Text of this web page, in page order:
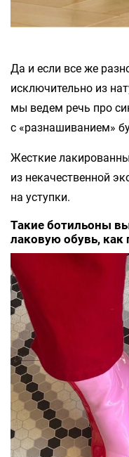
Да и если все же
исключительно из
мы ведем речь про
с «разнашиванием»
Жесткие
из некачественной
на уступки.
Такие ботильоны
лаковую обувь, как